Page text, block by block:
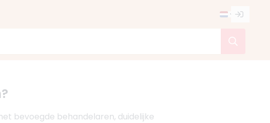
bevoegde behandelaren, duidelijke